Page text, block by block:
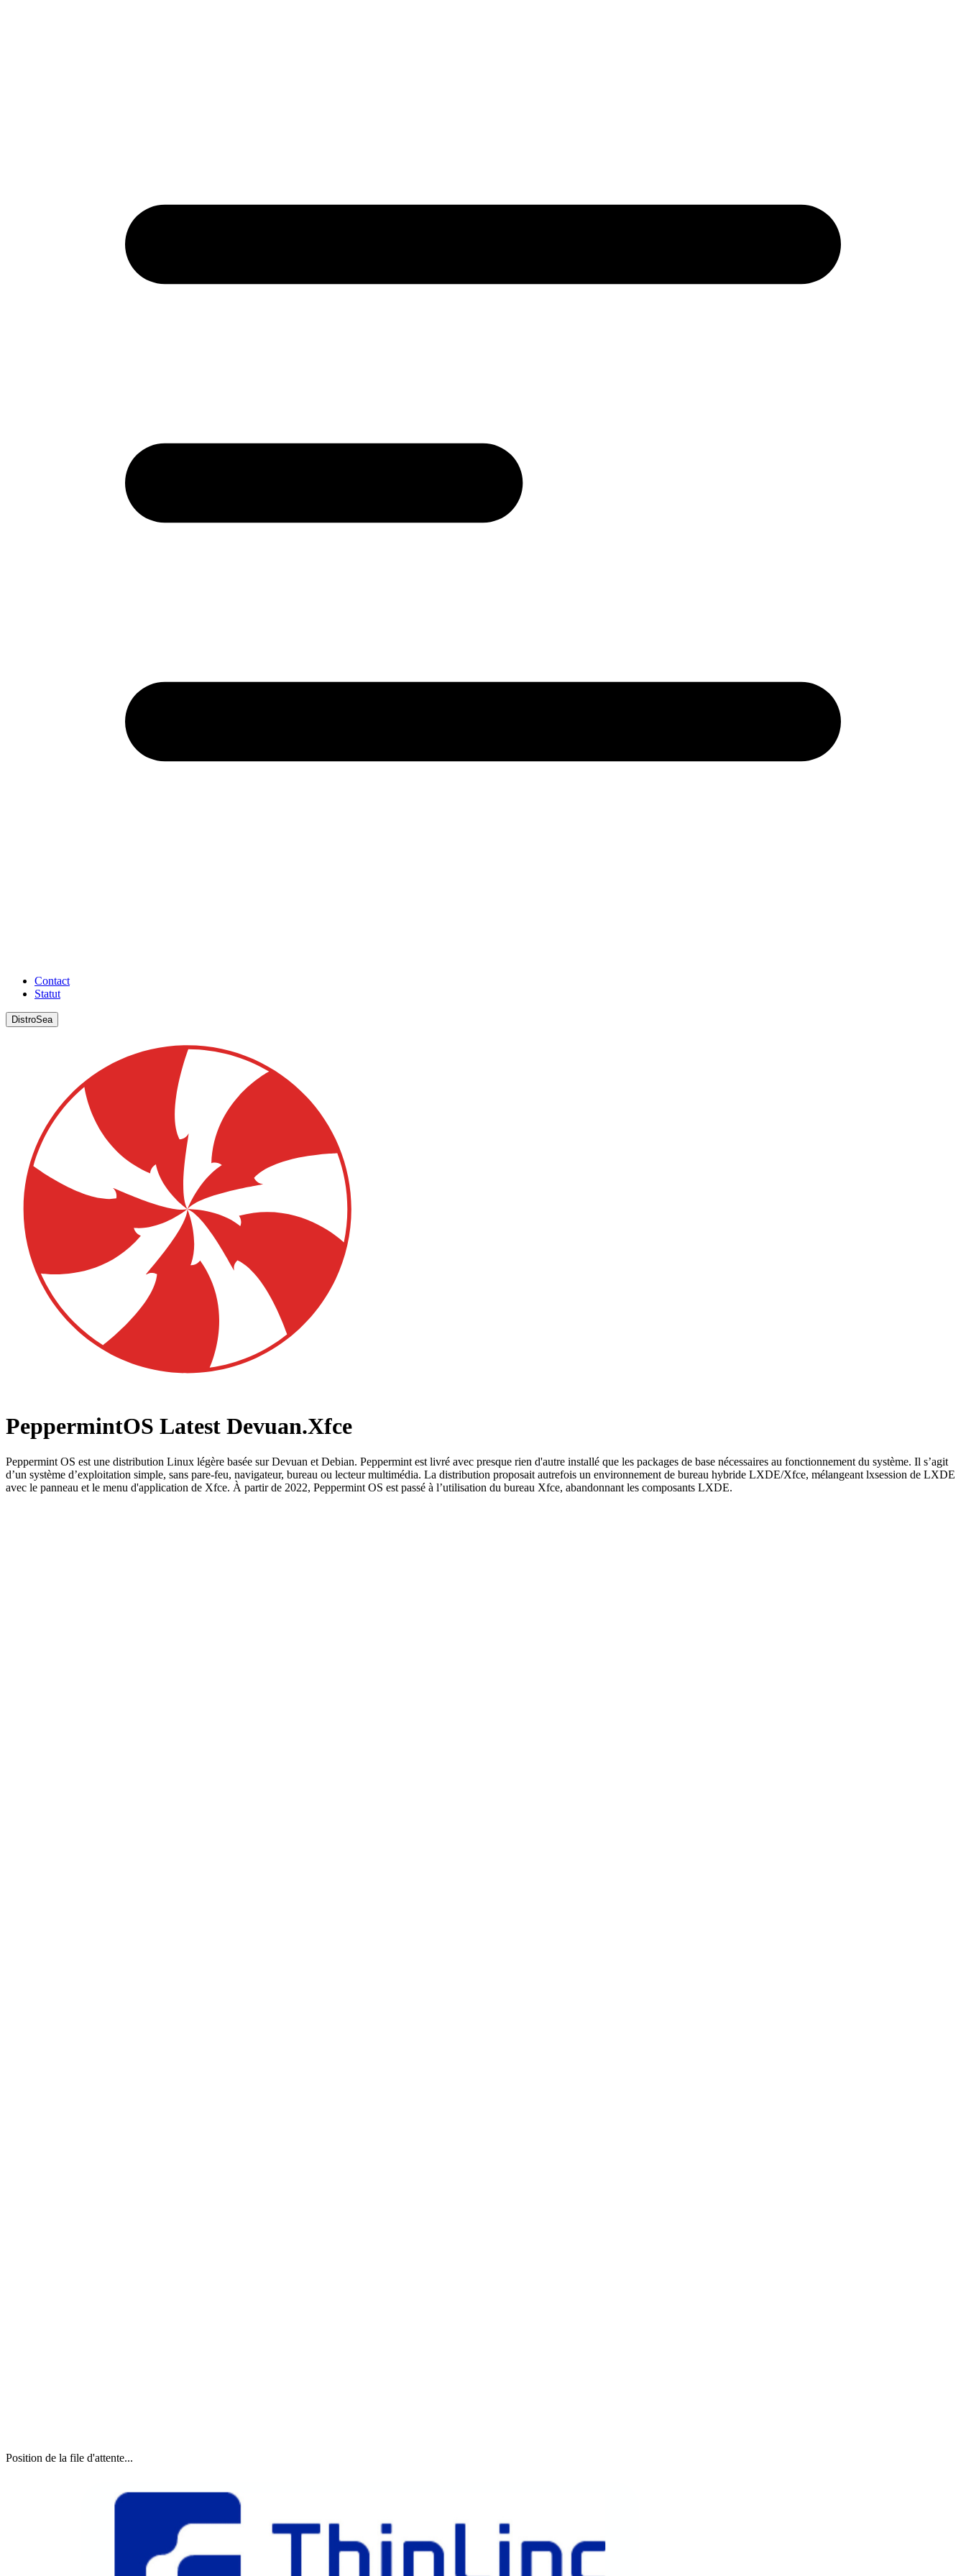
Contact
Statut
DistroSea
PeppermintOS Latest Devuan.Xfce
Peppermint OS est une distribution Linux légère basée sur Devuan et Debian. Peppermint est livré avec presque rien d'autre installé que les packages de base nécessaires au fonctionnement du système. Il s’agit
d’un système d’exploitation simple, sans pare-feu, navigateur, bureau ou lecteur multimédia. La distribution proposait autrefois un environnement de bureau hybride LXDE/Xfce, mélangeant lxsession de LXDE
avec le panneau et le menu d'application de Xfce. À partir de 2022, Peppermint OS est passé à l’utilisation du bureau Xfce, abandonnant les composants LXDE.
Position de la file d'attente...